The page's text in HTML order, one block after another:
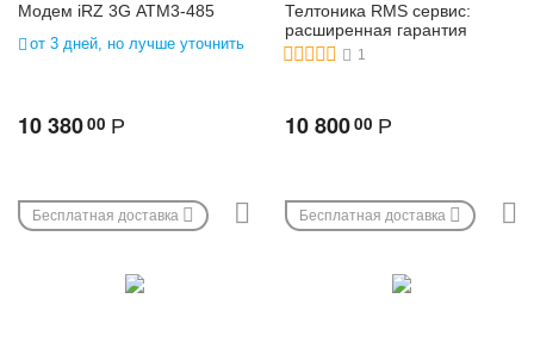
Модем iRZ 3G ATM3-485
от 3 дней, но лучше уточнить
10 38000 Р
Телтоника RMS сервис:
расширенная гарантия
1
10 80000 Р
Бесплатная доставка Бесплатная доставка